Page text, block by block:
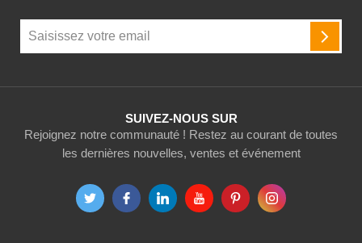
SUIVEZ-NOUS SUR
Rejoignez notre communauté ! Restez au courant de toutes
les dernières nouvelles, ventes et événement
notre